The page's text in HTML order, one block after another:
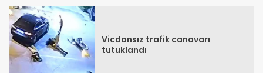
Vicdansız trafik canavarı
tutuklandı